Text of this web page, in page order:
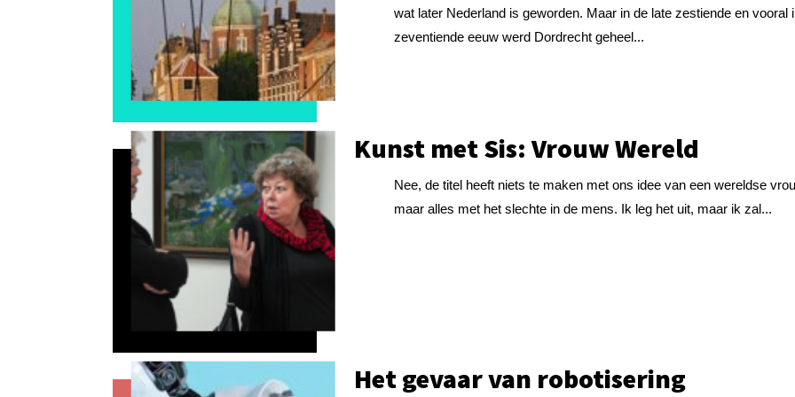
wat later Nederland is geworden. Maar in de late zestiende en vooral
zeventiende eeuw werd Dordrecht geheel...
Kunst met Sis: Vrouw Wereld
Nee, de titel heeft niets te maken met ons idee van een wereldse
maar alles met het slechte in de mens. Ik leg het uit, maar ik zal...
Het gevaar van robotisering